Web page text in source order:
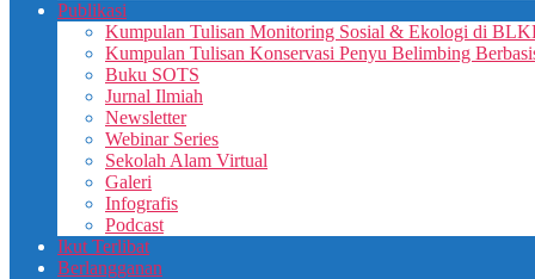
Publikasi
Kumpulan Tulisan Monitoring Sosial & Ekologi di
Kumpulan Tulisan Konservasi Penyu Belimbing
Buku SOTS
Jurnal Ilmiah
Newsletter
Webinar Series
Sekolah Alam Virtual
Galeri
Infografis
Podcast
Ikut Terlibat
Berlangganan